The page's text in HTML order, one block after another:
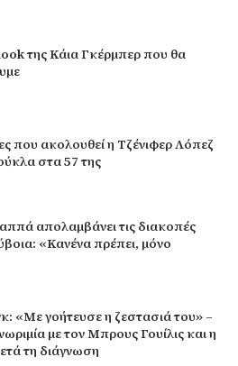
της Κάια Γκέρμπερ που θα
που ακολουθεί η Τζένιφερ Λόπεζ
στα 57 της
απολαμβάνει τις διακοπές
«Κανένα πρέπει, μόνο
«Με γοήτευσε η ζεστασιά του» –
με τον Μπρους Γουίλις και η
τη διάγνωση